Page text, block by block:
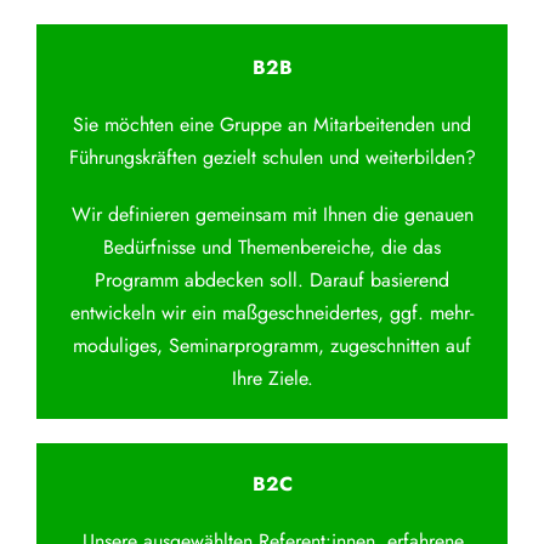
B2B
Sie möchten eine Gruppe an Mitarbeitenden und
Führungskräften gezielt schulen und weiterbilden?
Wir definieren gemeinsam mit Ihnen die genauen
Bedürfnisse und Themenbereiche, die das
Programm abdecken soll. Darauf basierend
entwickeln wir ein maßgeschneidertes, ggf. mehr-
moduliges, Seminarprogramm, zugeschnitten auf
Ihre Ziele.
B2C